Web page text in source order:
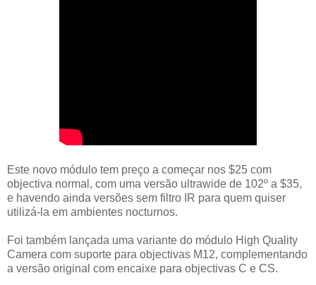
Este novo módulo tem preço a começar nos $25 com
objectiva normal, com uma versão ultrawide de 102º a $35,
e havendo ainda versões sem filtro IR para quem quiser
utilizá-la em ambientes nocturnos.
Foi também lançada uma variante do módulo High Quality
Camera com suporte para objectivas M12, complementando
a versão original com encaixe para objectivas C e CS.